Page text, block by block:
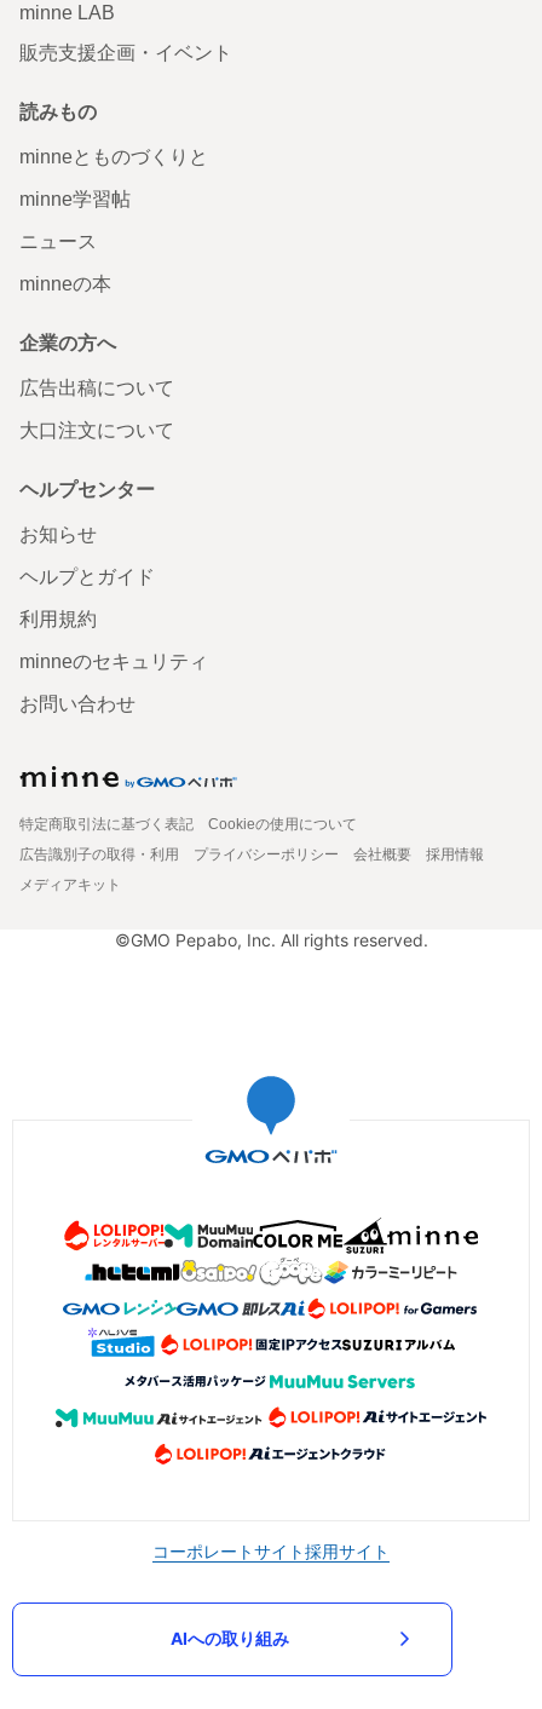
minne LAB
販売支援企画・イベント
読みもの
minneとものづくりと
minne学習帖
ニュース
minneの本
企業の方へ
広告出稿について
大口注文について
ヘルプセンター
お知らせ
ヘルプとガイド
利用規約
minneのセキュリティ
お問い合わせ
特定商取引法に基づく表記
Cookieの使用について
広告識別子の取得・利用
プライバシーポリシー 会社概要
採用情報
メディアキット
©GMO Pepabo, Inc. All rights reserved.
コーポレートサイト採用サイト
AIへの取り組み